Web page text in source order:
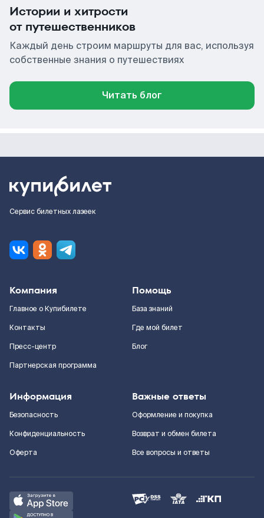
Истории и хитрости
от путешественников
Каждый день строим маршруты для вас, используя
собственные знания о путешествиях
Читать блог
Сервис билетных лазеек
Компания
Главное о Купибилете
Контакты
Пресс-центр
Партнерская программа
Помощь
База знаний
Где мой билет
Блог
Информация
Безопасность
Конфиденциальность
Оферта
Важные ответы
Оформление и покупка
Возврат и обмен билета
Все вопросы и ответы